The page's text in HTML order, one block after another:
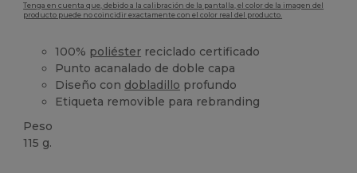
Tenga en cuenta que, debido a la calibración de la pantalla, el color de la imagen del
producto puede no coincidir exactamente con el color real del producto.
100% poliéster reciclado certificado
Punto acanalado de doble capa
Diseño con dobladillo profundo
Etiqueta removible para rebranding
Peso
115 g.